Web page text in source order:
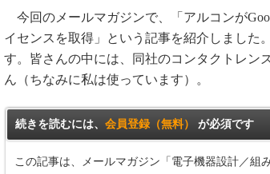
「英語に愛されないエ
ための新行動論
今回のメールマガジンで、「アルコンが
イセンスを取得」という記事を紹介しました
す。皆さんの中には、同社のコンタクトレン
ん（ちなみに私は使っています）。
続きを読むには、 会員登録（無料） が必須です
この記事は、メールマガジン「電子機器設計／組